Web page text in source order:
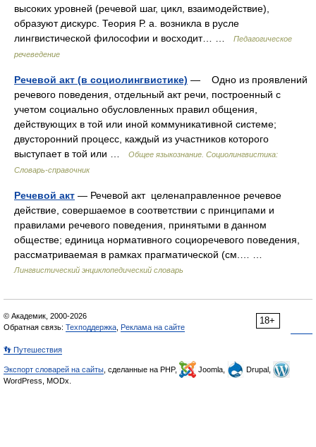
высоких уровней (речевой шаг, цикл, взаимодействие),
образуют дискурс. Теория Р. а. возникла в русле
лингвистической философии и восходит… …
Педагогическое
речеведение
Речевой акт (в социолингвистике) — Одно из проявлений
речевого поведения, отдельный акт речи, построенный с
учетом социально обусловленных правил общения,
действующих в той или иной коммуникативной системе;
двусторонний процесс, каждый из участников которого
выступает в той или …
Общее языкознание. Социолингвистика:
Словарь-справочник
Речевой акт — Речевой акт целенаправленное речевое
действие, совершаемое в соответствии с принципами и
правилами речевого поведения, принятыми в данном
обществе; единица нормативного социоречевого поведения,
рассматриваемая в рамках прагматической (см.… …
Лингвистический энциклопедический словарь
18+
© Академик, 2000-2026
Обратная связь: Техподдержка Реклама на сайте
👣 Путешествия
Экспорт словарей на сайты , сделанные на PHP, Joomla,
Drupal,
WordPress, MODx.